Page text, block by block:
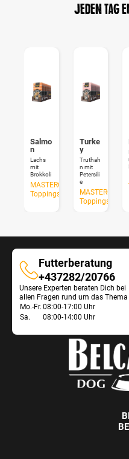
Jeden Tag
Salmo
n
Lachs
mit
Brokkoli
MASTERCRAFT
Toppings
Turke
y
Truthah
n mit
Petersili
e
MASTERCRAFT
Toppings
Futterberatung
Futterberatung
+437282/20766
Unsere Experten beraten Dich bei
allen Fragen rund um das Thema
Öffnungszeiten
Futterberatung:
Mo.-Fr. 08:00-17:00 Uhr
Sa.
08:00-14:00 Uhr